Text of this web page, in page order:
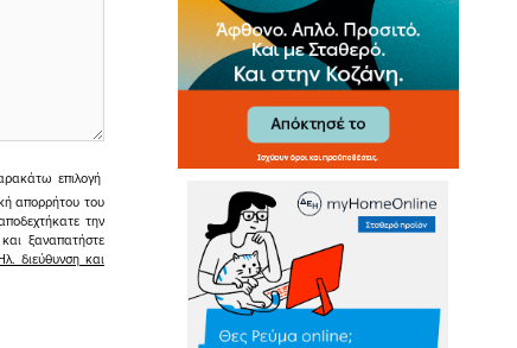
επιλογή
απορρήτου του
την
ξαναπατήστε
διεύθυνση και